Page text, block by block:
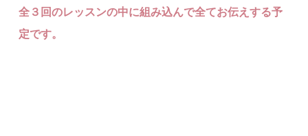
全３回のレッスンの中に組み込んで全てお伝えする予
定です。